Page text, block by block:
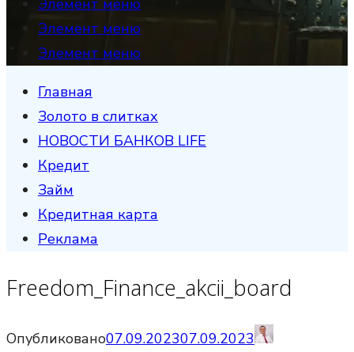
Элемент меню
Элемент меню
Элемент меню
Главная
Золото в слитках
НОВОСТИ БАНКОВ LIFE
Кредит
Займ
Кредитная карта
Реклама
Freedom_Finance_akcii_board
Опубликовано07.09.202307.09.2023